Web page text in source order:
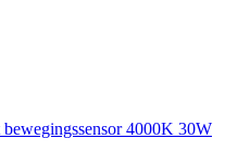
4000K 30W